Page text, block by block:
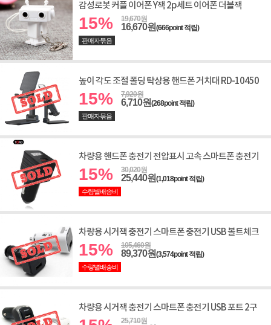
감성로봇 커플 이어폰 Y잭 2p세트 이어폰 더블잭
15% 19,670원
16,670원(666point 적립)
판매자묶음
높이 각도 조절 폴딩 탁상용 핸드폰 거치대 RD-10450
15% 7,920원
6,710원(268point 적립)
판매자묶음
차량용 핸드폰 충전기 전압표시 고속 스마트폰 충전기
15% 30,020원
25,440원(1,018point 적립)
수량별배송비
차량용 시거잭 충전기 스마트폰 충전기 USB 볼트체크
15% 105,460원
89,370원(3,574point 적립)
수량별배송비
차량용 시거잭 충전기 스마트폰 충전기 USB 포트 2구
25,710원